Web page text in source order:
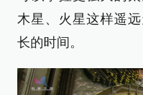
木星、火星这样遥
长的时间。